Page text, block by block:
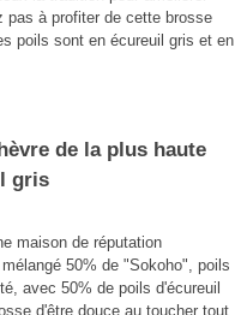
pas à profiter de cette brosse
poils sont en écureuil gris et en
de la plus haute
gris
maison de réputation
50% de "Sokoho", poils
avec 50% de poils d'écureuil
d'être douce au toucher tout